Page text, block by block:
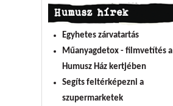
Humusz hírek
Egyhetes zárvatartás
Műanyagdetox - filmvetítés a
Humusz Ház kertjében
Segíts feltérképezni a
szupermarketek